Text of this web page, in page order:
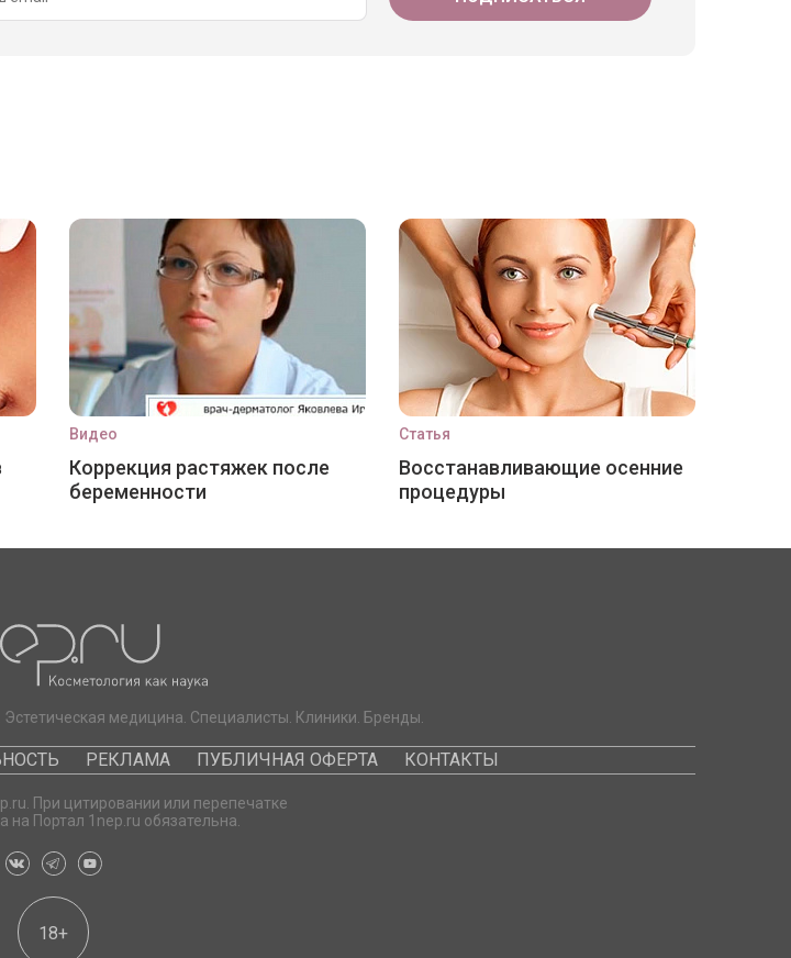
Видео
Коррекция растяжек после
беременности
Статья
Восстанавливающие осенние
процедуры
медицина. Специалисты. Клиники. Бренды.
РЕКЛАМА ПУБЛИЧНАЯ ОФЕРТА КОНТАКТЫ
При цитировании или перепечатке
на Портал 1nep.ru обязательна.
18+